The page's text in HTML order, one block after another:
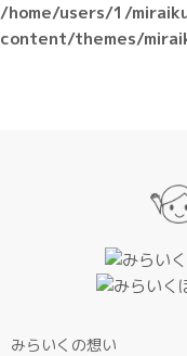
/home/users/1/
content/themes/
みらいくの想い